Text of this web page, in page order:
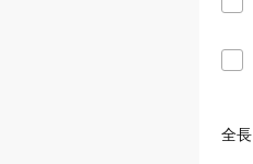
全長